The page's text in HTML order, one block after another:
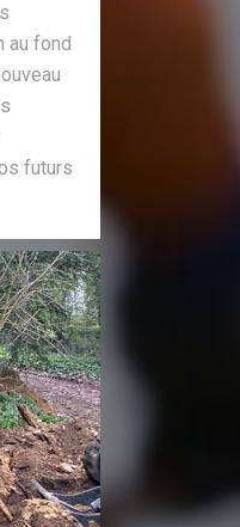
au fond
futurs